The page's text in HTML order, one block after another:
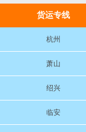
货运专线
杭州
萧山
绍兴
临安